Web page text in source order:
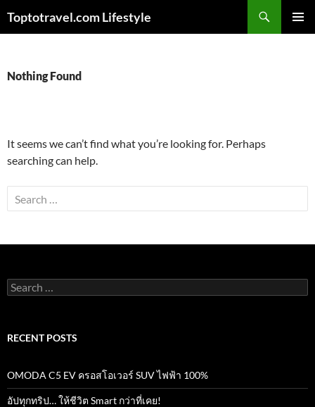
Toptotravel.com Lifestyle
Nothing Found
It seems we can’t find what you’re looking for. Perhaps
searching can help.
Search
for:
Search
for:
RECENT POSTS
OMODA C5 EV ครอสโอเวอร์ SUV ไฟฟ้า 100%
อัปทุกทริป… ให้ชีวิต Smart กว่าที่เคย!